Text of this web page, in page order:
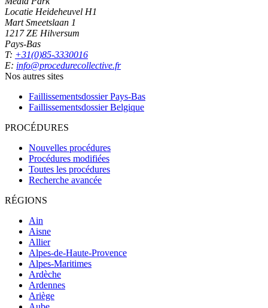
Locatie Heideheuvel H1
Mart Smeetslaan 1
1217 ZE Hilversum
Pays-Bas
T: +31(0)85-3330016
E: info@procedurecollective.fr
Nos autres sites
Faillissementsdossier Pays-Bas
Faillissementsdossier Belgique
PROCÉDURES
Nouvelles procédures
Procédures modifiées
Toutes les procédures
Recherche avancée
RÉGIONS
Ain
Aisne
Allier
Alpes-de-Haute-Provence
Alpes-Maritimes
Ardèche
Ardennes
Ariège